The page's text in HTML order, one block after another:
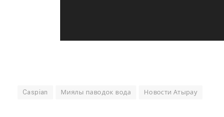
Caspian Миялы паводок вода Новости Атырау